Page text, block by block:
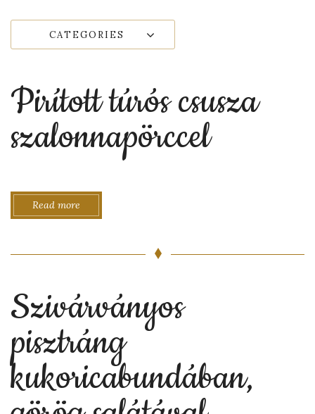
CATEGORIES
Pirított túrós csusza
szalonnapörccel
Read more
Szivárványos
pisztráng
kukoricabundában,